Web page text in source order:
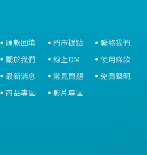
匯款回填
關於我們
最新消息
商品專區
門市據點
線上DM
常見問題
影片專區
聯絡我們
使用條款
免責聲明